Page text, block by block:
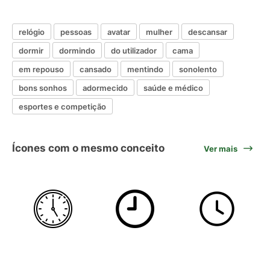
relógio pessoas avatar mulher
descansar
dormir
dormindo do utilizador
cama
em repouso
cansado mentindo
sonolento
bons sonhos
adormecido
saúde e médico
esportes e competição
Ícones com o mesmo conceito Ver mais